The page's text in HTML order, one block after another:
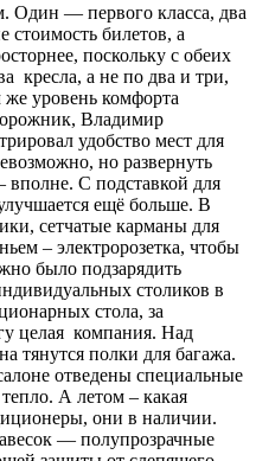
Один — первого класса, два
стоимость билетов, а
поскольку с обеих
кресла, а не по два и три,
уровень комфорта
Владимир
удобство мест для
но развернуть
вполне. С подставкой для
ещё больше. В
сетчатые карманы для
– электророзетка, чтобы
было подзарядить
столиков в
стола, за
целая компания. Над
тянутся полки для багажа.
отведены специальные
А летом – какая
они в наличии.
— полупрозрачные